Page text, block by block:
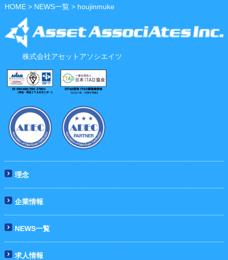
HOME> NEWS一覧> houjinmuke
株式会社アセットアソシエイツ
理念
企業情報
NEWS一覧
求人情報